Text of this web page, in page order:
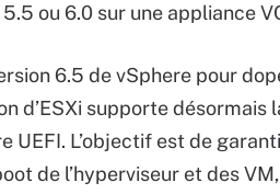
ou 6.0 sur une appliance
6.5 de vSphere pour
d’ESXi supporte
UEFI. L’objectif est de
de l’hyperviseur et des